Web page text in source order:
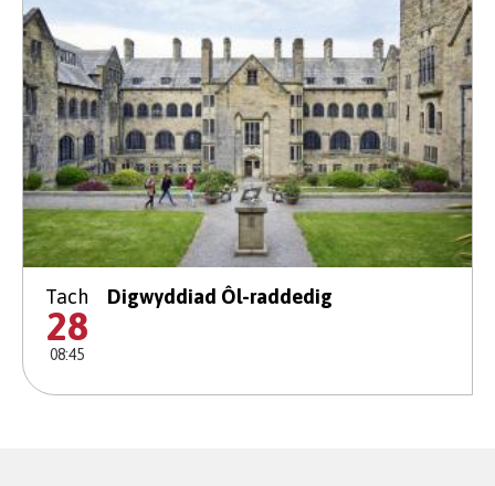
Tach
28
08:45
Digwyddiad Ôl-raddedig